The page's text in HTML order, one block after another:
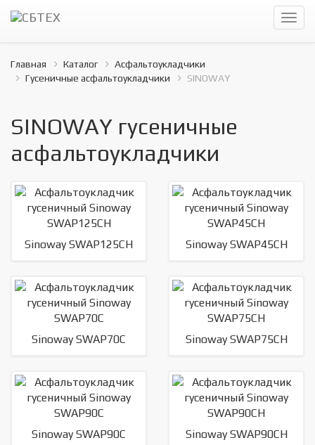
Главная Каталог
Асфальтоукладчики
Гусеничные асфальтоукладчики
SINOWAY
SINOWAY гусеничные
асфальтоукладчики
Sinoway SWAP125CH Sinoway SWAP45CH
Sinoway SWAP70C Sinoway SWAP75CH
Sinoway SWAP90C Sinoway SWAP90CH